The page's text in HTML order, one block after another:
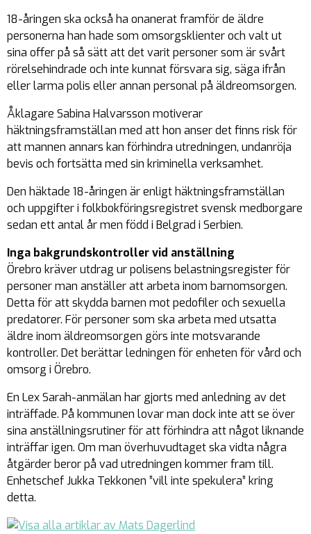
18-åringen ska också ha onanerat framför de äldre
personerna han hade som omsorgsklienter och valt ut
sina offer på så sätt att det varit personer som är svårt
rörelsehindrade och inte kunnat försvara sig, säga ifrån
eller larma polis eller annan personal på äldreomsorgen.
Åklagare Sabina Halvarsson motiverar
häktningsframställan med att hon anser det finns risk för
att mannen annars kan förhindra utredningen, undanröja
bevis och fortsätta med sin kriminella verksamhet.
Den häktade 18-åringen är enligt häktningsframställan
och uppgifter i folkbokföringsregistret svensk medborgare
sedan ett antal år men född i Belgrad i Serbien.
Inga bakgrundskontroller vid anställning
Örebro kräver utdrag ur polisens belastningsregister för
personer man anställer att arbeta inom barnomsorgen.
Detta för att skydda barnen mot pedofiler och sexuella
predatorer. För personer som ska arbeta med utsatta
äldre inom äldreomsorgen görs inte motsvarande
kontroller. Det berättar ledningen för enheten för vård och
omsorg i Örebro.
En Lex Sarah-anmälan har gjorts med anledning av det
inträffade. På kommunen lovar man dock inte att se över
sina anställningsrutiner för att förhindra att något liknande
inträffar igen. Om man överhuvudtaget ska vidta några
åtgärder beror på vad utredningen kommer fram till.
Enhetschef Jukka Tekkonen ”vill inte spekulera” kring
detta.